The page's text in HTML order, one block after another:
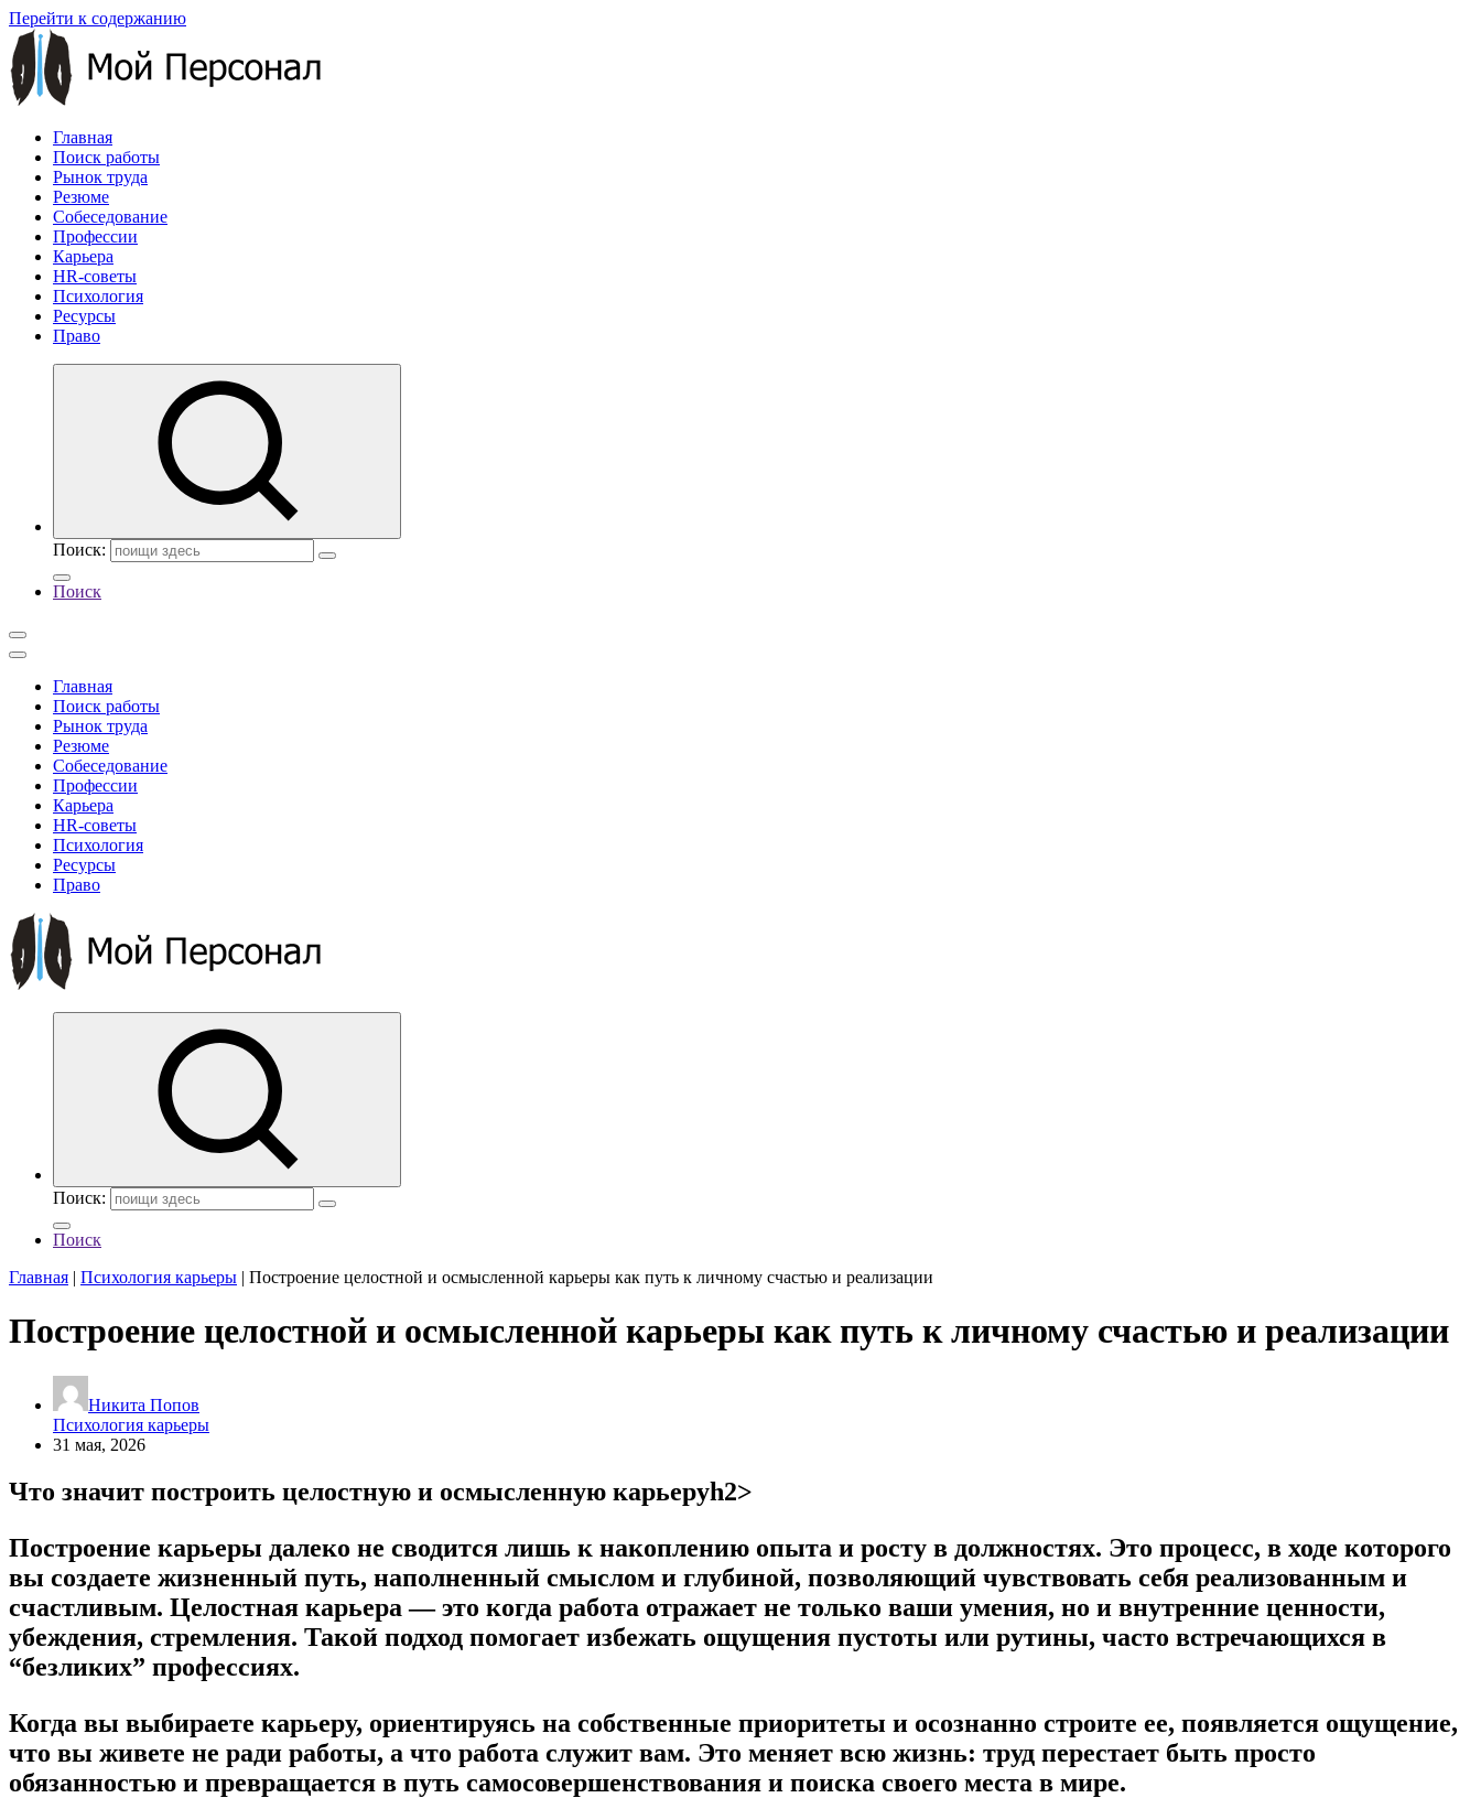
Перейти к содержанию
Главная
Поиск работы
Рынок труда
Резюме
Собеседование
Профессии
Карьера
HR-советы
Психология
Ресурсы
Право
Поиск:
Поиск
Главная
Поиск работы
Рынок труда
Резюме
Собеседование
Профессии
Карьера
HR-советы
Психология
Ресурсы
Право
Поиск:
Поиск
Главная | Психология карьеры | Построение целостной и осмысленной карьеры как путь к личному счастью и реализации
Построение целостной и осмысленной карьеры как путь к личному счастью и реализации
Никита Попов
Психология карьеры
31 мая, 2026
Что значит построить целостную и осмысленную карьеруh2>
Построение карьеры далеко не сводится лишь к накоплению опыта и росту в должностях. Это процесс, в ходе которого
вы создаете жизненный путь, наполненный смыслом и глубиной, позволяющий чувствовать себя реализованным и
счастливым. Целостная карьера — это когда работа отражает не только ваши умения, но и внутренние ценности,
убеждения, стремления. Такой подход помогает избежать ощущения пустоты или рутины, часто встречающихся в
“безликих” профессиях.
Когда вы выбираете карьеру, ориентируясь на собственные приоритеты и осознанно строите ее, появляется ощущение,
что вы живете не ради работы, а что работа служит вам. Это меняет всю жизнь: труд перестает быть просто
обязанностью и превращается в путь самосовершенствования и поиска своего места в мире.